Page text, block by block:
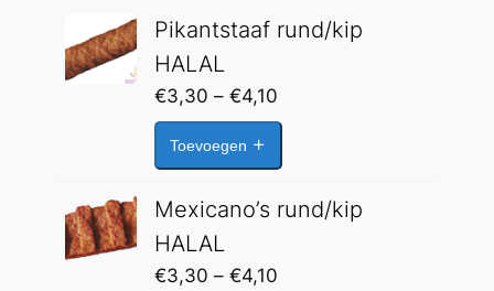
Pikantstaaf rund/kip
HALAL
€3,30 – €4,10Prijsklasse:
€3,30
Toevoegen
Mexicano’s rund/kip
HALAL
€3,30 – €4,10Prijsklasse: